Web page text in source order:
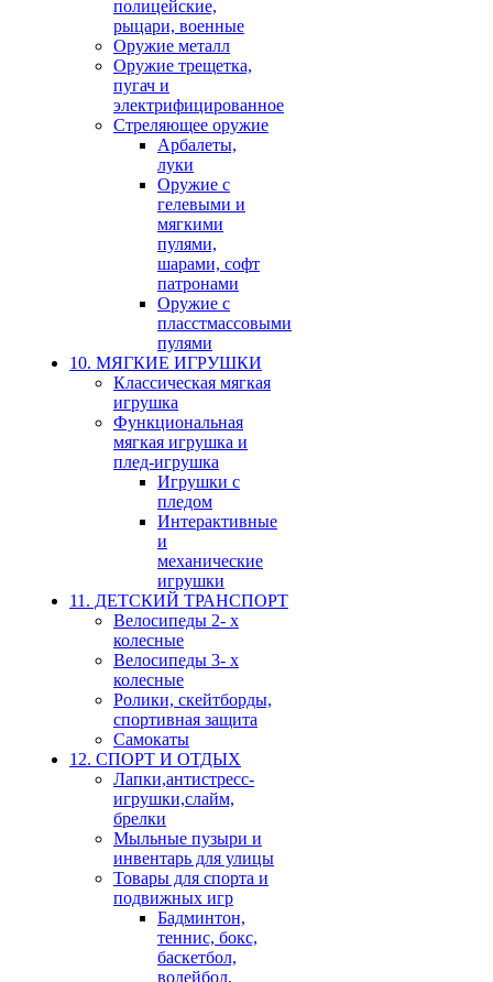
полицейские,
рыцари, военные
Оружие металл
Оружие трещетка,
пугач и
электрифицированное
Стреляющее оружие
Арбалеты,
луки
Оружие с
гелевыми и
мягкими
пулями,
шарами, софт
патронами
Оружие с
пласстмассовыми
пулями
10. МЯГКИЕ ИГРУШКИ
Классическая мягкая
игрушка
Функциональная
мягкая игрушка и
плед-игрушка
Игрушки с
пледом
Интерактивные
и
механические
игрушки
11. ДЕТСКИЙ ТРАНСПОРТ
Велосипеды 2- х
колесные
Велосипеды 3- х
колесные
Ролики, скейтборды,
спортивная защита
Самокаты
12. СПОРТ И ОТДЫХ
Лапки,антистресс-
игрушки,слайм,
брелки
Мыльные пузыри и
инвентарь для улицы
Товары для спорта и
подвижных игр
Бадминтон,
теннис, бокс,
баскетбол,
волейбол,